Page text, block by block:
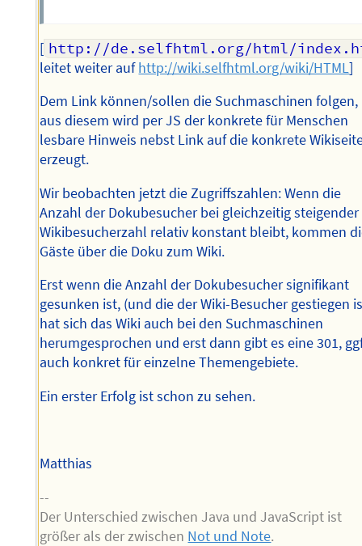
[ http://de.selfhtml.org/html/
leitet weiter aufhttp://wiki.selfhtml.org/wiki/HTML]
Dem Link können/sollen die Suchmaschinen folgen,
aus diesem wird per JS der konkrete für Menschen
lesbare Hinweis nebst Link auf die konkrete
erzeugt.
Wir beobachten jetzt die Zugriffszahlen: Wenn die
Anzahl der Dokubesucher bei gleichzeitig steigender
Wikibesucherzahl relativ konstant bleibt, kommen
Gäste über die Doku zum Wiki.
Erst wenn die Anzahl der Dokubesucher signifikant
gesunken ist, (und die der Wiki-Besucher gestiegen
hat sich das Wiki auch bei den Suchmaschinen
herumgesprochen und erst dann gibt es eine 301,
auch konkret für einzelne Themengebiete.
Ein erster Erfolg ist schon zu sehen.
Matthias
--
Der Unterschied zwischen Java und JavaScript ist
größer als der zwischen Not und Note.